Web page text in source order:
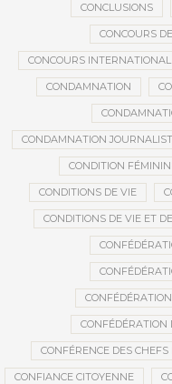
CONCLUSIONS
CONCOURS
CONCOURS
CONDAMNATION
CONDAMNATION
CONDITION
CONDITIONS DE VIE
CONDITIONS DE VIE ET
CONFÉDÉRATION
CONFÉRENCE DES
CONFIANCE CITOYENNE